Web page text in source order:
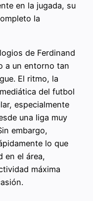
en la jugada, su
la
de Ferdinand
a un entorno tan
El ritmo, la
del futbol
especialmente
una liga muy
embargo,
lo que
en el área,
máxima